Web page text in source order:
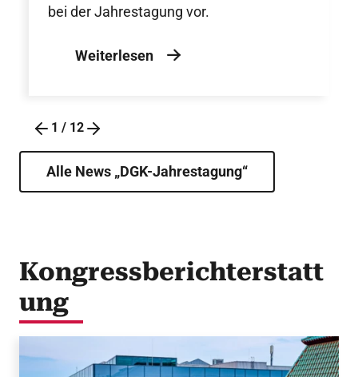
bei der Jahrestagung vor.
Weiterlesen
1 / 12
Alle News „DGK-Jahrestagung“
Kongressberichterstatt
ung